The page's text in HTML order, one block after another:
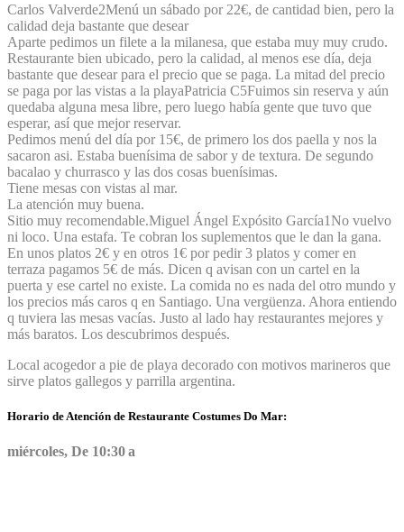
Carlos Valverde2Menú un sábado por 22€, de cantidad bien, pero la
calidad deja bastante que desear
Aparte pedimos un filete a la milanesa, que estaba muy muy crudo.
Restaurante bien ubicado, pero la calidad, al menos ese día, deja
bastante que desear para el precio que se paga. La mitad del precio
se paga por las vistas a la playaPatricia C5Fuimos sin reserva y aún
quedaba alguna mesa libre, pero luego había gente que tuvo que
esperar, así que mejor reservar.
Pedimos menú del día por 15€, de primero los dos paella y nos la
sacaron asi. Estaba buenísima de sabor y de textura. De segundo
bacalao y churrasco y las dos cosas buenísimas.
Tiene mesas con vistas al mar.
La atención muy buena.
Sitio muy recomendable.Miguel Ángel Expósito García1No vuelvo
ni loco. Una estafa. Te cobran los suplementos que le dan la gana.
En unos platos 2€ y en otros 1€ por pedir 3 platos y comer en
terraza pagamos 5€ de más. Dicen q avisan con un cartel en la
puerta y ese cartel no existe. La comida no es nada del otro mundo y
los precios más caros q en Santiago. Una vergüenza. Ahora entiendo
q tuviera las mesas vacías. Justo al lado hay restaurantes mejores y
más baratos. Los descubrimos después.
Local acogedor a pie de playa decorado con motivos marineros que
sirve platos gallegos y parrilla argentina.
Horario de Atención de Restaurante Costumes Do Mar:
miércoles, De 10:30 a